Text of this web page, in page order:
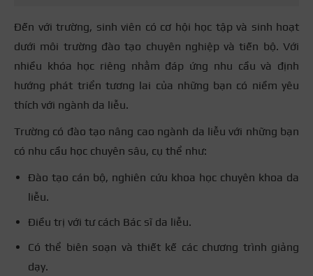
Đến với trường, sinh viên có cơ hội học tập và sinh hoạt
dưới môi trường đào tạo chuyên nghiệp và tiến bộ. Với
nhiều khóa học riêng nhằm đáp ứng nhu cầu và định
hướng phát triển tương lai của những bạn có niềm yêu
thích với ngành da liễu.
Trường có đào tạo nâng cao ngành da liễu với những bạn
có nhu cầu học chuyên sâu, cụ thể như:
Đào tạo cán bộ, nghiên cứu khoa học chuyên khoa da
liễu.
Điều trị với tư cách Bác sĩ da liễu.
Có thể biên soạn và thiết kế các chương trình giảng
dạy.